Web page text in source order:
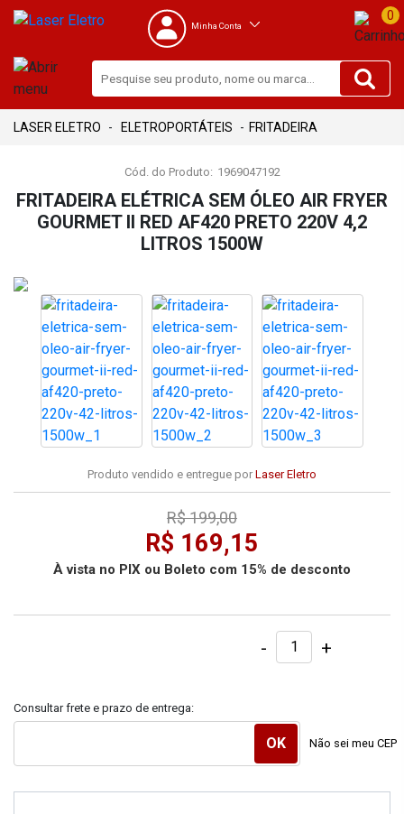
Minha Conta
0
ELETROPORTÁTEIS FRITADEIRA
Cód. do Produto: 1969047192
FRITADEIRA ELÉTRICA SEM ÓLEO AIR FRYER
GOURMET II RED AF420 PRETO 220V 4,2
LITROS 1500W
Produto vendido e entregue por Laser Eletro
R$ 169,15
À vista no PIX ou Boleto com 15% de desconto
R$ 199,00
- +
Consultar frete e prazo de entrega:
Não sei meu CEP